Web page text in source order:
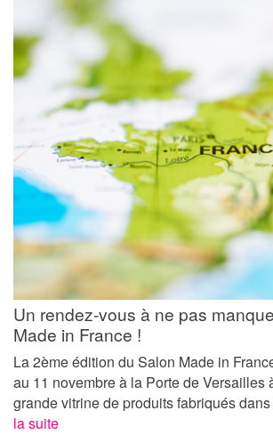
Un rendez-vous à ne pas
Made in France !
La 2ème édition du Salon Made in
au 11 novembre à la Porte de Versailles
grande vitrine de produits fabriqués
la suite